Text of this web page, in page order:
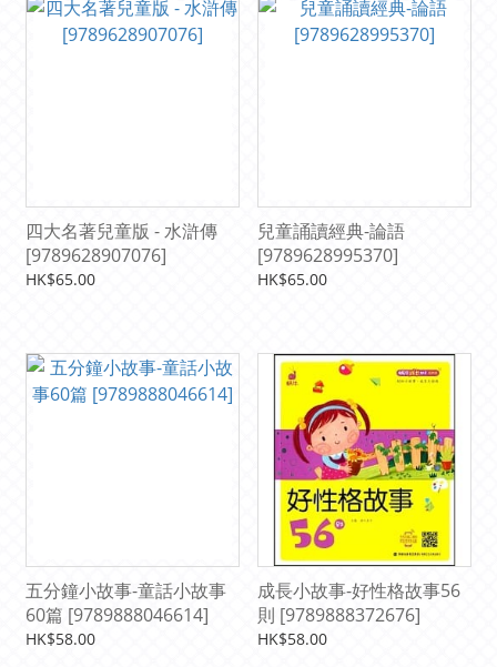
四大名著兒童版 - 水滸傳
[9789628907076]
HK$65.00
兒童誦讀經典-論語
[9789628995370]
HK$65.00
五分鐘小故事-童話小故事
60篇 [9789888046614]
HK$58.00
成長小故事-好性格故事56
則 [9789888372676]
HK$58.00